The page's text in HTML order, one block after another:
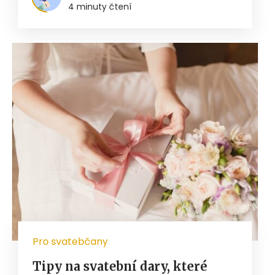
4 minuty čtení
Pro svatebčany
Tipy na svatební dary, které